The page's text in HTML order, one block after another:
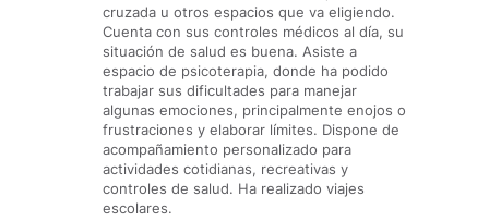
cruzada u otros espacios que va eligiendo.
Cuenta con sus controles médicos al día, su
situación de salud es buena. Asiste a
espacio de psicoterapia, donde ha podido
trabajar sus dificultades para manejar
algunas emociones, principalmente enojos o
frustraciones y elaborar límites. Dispone de
acompañamiento personalizado para
actividades cotidianas, recreativas y
controles de salud. Ha realizado viajes
escolares.